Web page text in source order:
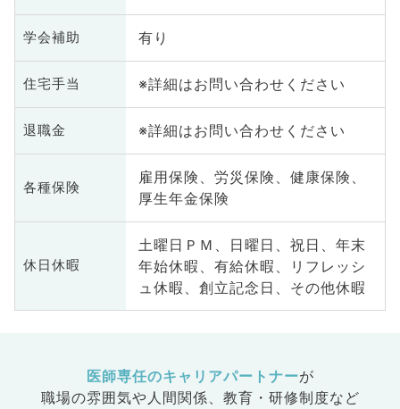
学会補助 有り
住宅手当 ※詳細はお問い合わせください
退職金 ※詳細はお問い合わせください
各種保険
雇用保険、労災保険、健康保険、
厚生年金保険
休日休暇
土曜日ＰＭ、日曜日、祝日、年末
年始休暇、有給休暇、リフレッシ
ュ休暇、創立記念日、その他休暇
医師専任のキャリアパートナーが
職場の雰囲気や人間関係、 教育・研修制度など